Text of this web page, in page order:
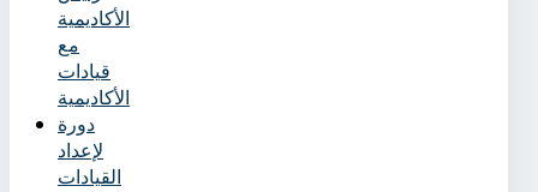
الأكاديمية
مع
قيادات
الأكاديمية
دورة
لإعداد
القيادات